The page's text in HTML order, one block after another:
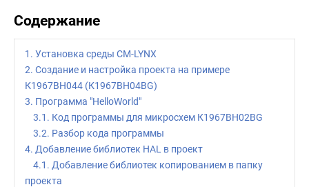
Содержание
1. Установка среды CM-LYNX
2. Создание и настройка проекта на примере
К1967ВН044 (К1967ВН04BG)
3. Программа "HelloWorld"
3.1. Код программы для микросхем К1967ВН02BG
3.2. Разбор кода программы
4. Добавление библиотек HAL в проект
4.1. Добавление библиотек копированием в папку
проекта